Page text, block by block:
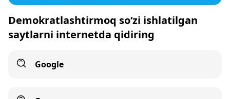
Demokratlashtirmoq so‘zi ishlatilgan
saytlarni internetda qidiring
Google